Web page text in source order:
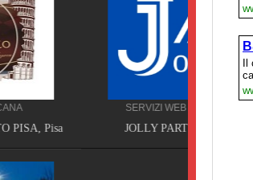
SERVIZI WEB TOSCANA
JOLLY PARTNER, Pisa